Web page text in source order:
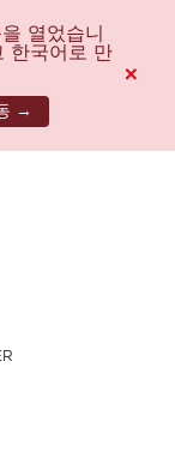
열었습니
한국어로 만
→
×